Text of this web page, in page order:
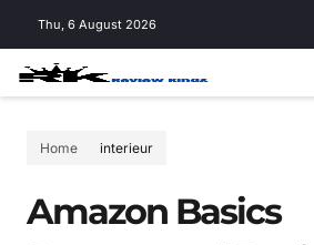
Thu, 6 August 2026
Home interieur
Amazon Basics